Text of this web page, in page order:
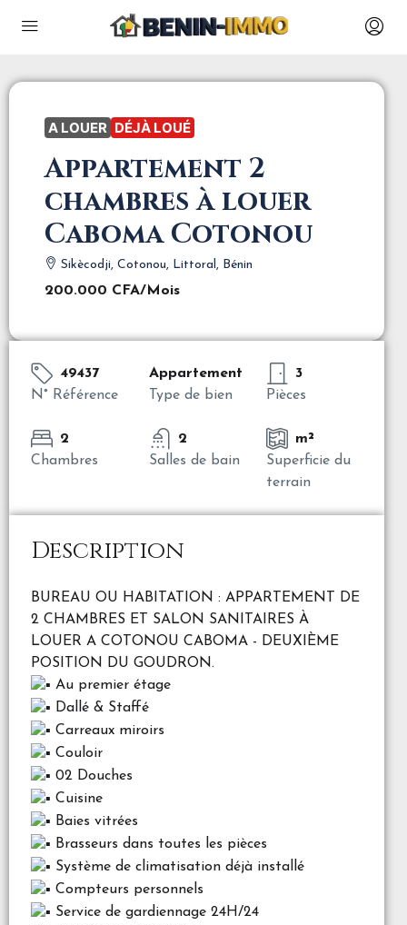
A LOUER DÉJÀ LOUÉ
Appartement 2
chambres à louer
Caboma Cotonou
Sikècodji, Cotonou, Littoral, Bénin
200.000 CFA/Mois
49437
N° Référence
Appartement
Type de bien
3
Pièces
2
Chambres
2
Salles de bain
m²
Superficie du
terrain
Description
BUREAU OU HABITATION : APPARTEMENT DE
2 CHAMBRES ET SALON SANITAIRES À
LOUER A COTONOU CABOMA - DEUXIÈME
POSITION DU GOUDRON.
Au premier étage
Dallé & Staffé
Carreaux miroirs
Couloir
02 Douches
Cuisine
Baies vitrées
Brasseurs dans toutes les pièces
Système de climatisation déjà installé
Compteurs personnels
Service de gardiennage 24H/24